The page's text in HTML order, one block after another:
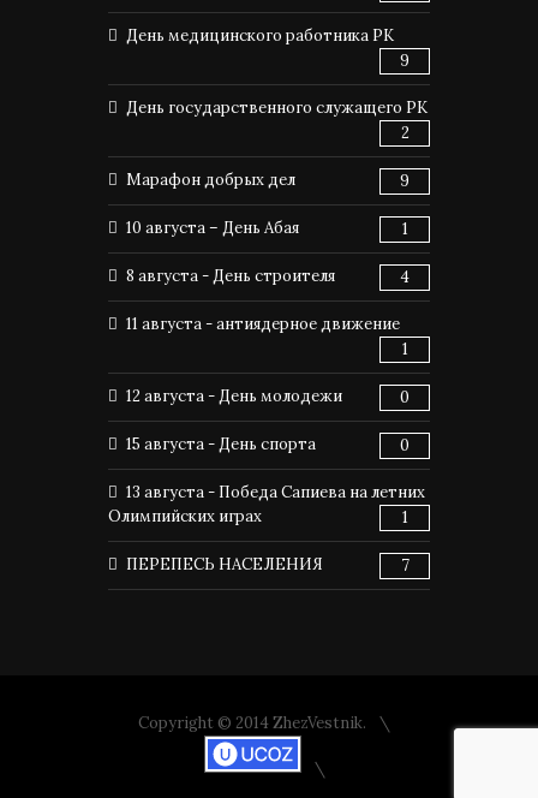
День медицинского работника РК
9
День государственного служащего РК
2
Марафон добрых дел 9
10 августа – День Абая 1
8 августа - День строителя 4
11 августа - антиядерное движение
1
12 августа - День молодежи 0
15 августа - День спорта 0
13 августа - Победа Сапиева на летних
Олимпийских играх
1
ПЕРЕПЕСЬ НАСЕЛЕНИЯ 7
Copyright © 2014 ZhezVestnik.